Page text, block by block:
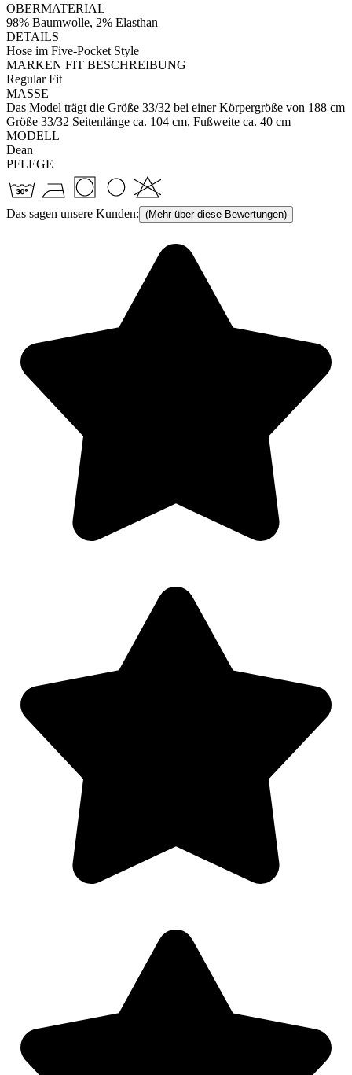
OBERMATERIAL
98% Baumwolle, 2% Elasthan
DETAILS
Hose im Five-Pocket Style
MARKEN FIT BESCHREIBUNG
Regular Fit
MASSE
Das Model trägt die Größe 33/32 bei einer Körpergröße von 188 cm
Größe 33/32 Seitenlänge ca. 104 cm, Fußweite ca. 40 cm
MODELL
Dean
PFLEGE
Das sagen unsere Kunden: (Mehr über diese Bewertungen)